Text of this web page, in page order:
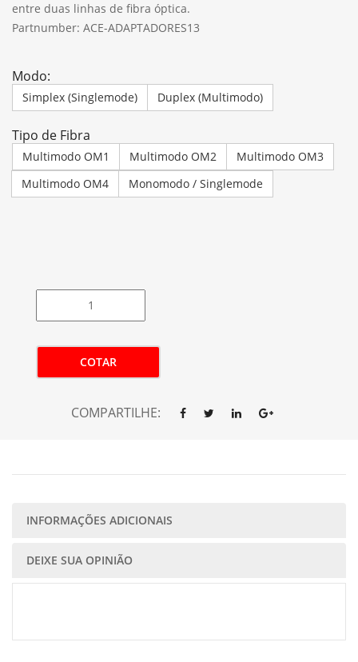
entre duas linhas de fibra óptica.
Partnumber: ACE-ADAPTADORES13
Modo:
Simplex (Singlemode) Duplex (Multimodo)
Tipo de Fibra
Multimodo OM1 Multimodo OM2
Multimodo OM3
Multimodo OM4
Monomodo / Singlemode
COTAR
COMPARTILHE:
INFORMAÇÕES ADICIONAIS
DEIXE SUA OPINIÃO